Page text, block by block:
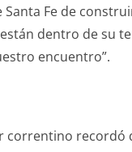
Santa Fe de
dentro de su
encuentro”.
correntino recordó